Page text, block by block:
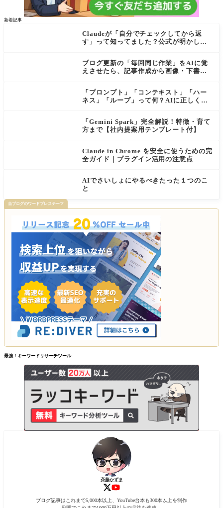
新着記事
Claudeが「自分でチェックしてから返
す」って知ってました？公式が明かし
ブログ更新の「毎回同じ作業」をAIに覚
えさせたら、記事作成から画像・下書き
「プロンプト」「コンテキスト」「ハー
ネス」「ループ」って何？AIに正しく伝
「Gemini Spark」完全解説！特徴・育て
方まで【社内提案用テンプレート付】
Claude in Chrome を安全に使うための完
全ガイド｜プラグイン活用の注意点
AIでさいしょにやるべきたった１つのこ
と
当ブログのワードプレステーマ
最強！キーワードリサーチツール
斉藤かずま
ブログ記事はこれまで5,000本以上、YouTube台本も300本以上を制作